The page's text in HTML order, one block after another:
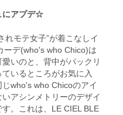
にアプデ☆
れモテ女子”が着こなしイ
デ(who's who Chico)は
いのと、背中がパックリ
いるところがお気に入
who's who Chicoのアイ
アシンメトリーのデザイ
。これは、LE CIEL BLE